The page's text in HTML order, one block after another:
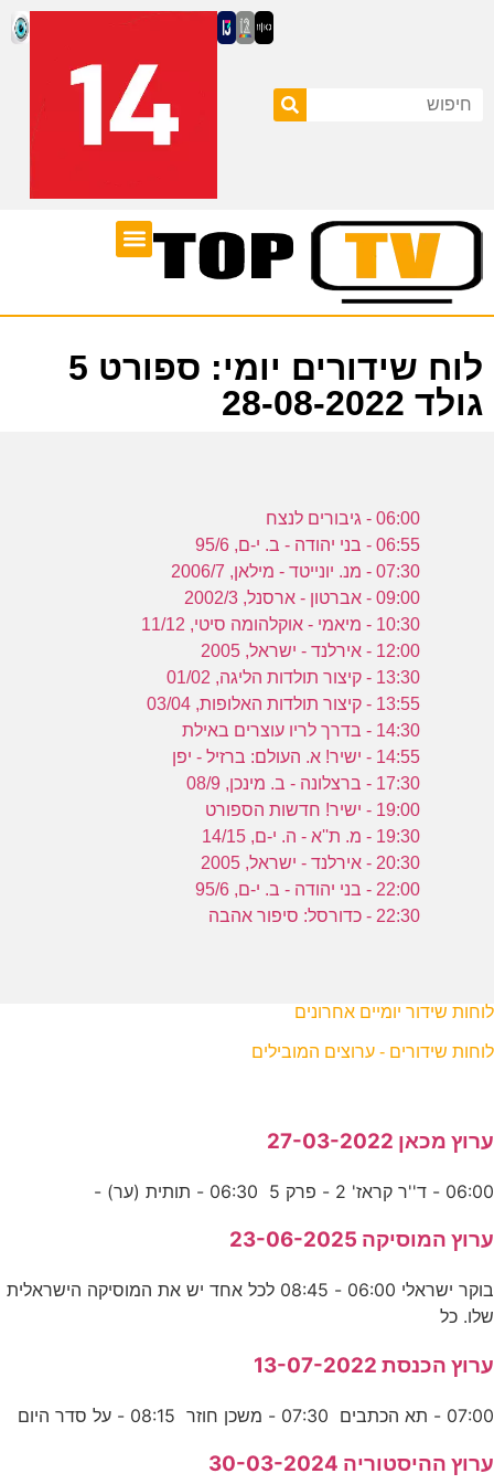
לוח שידורים יומי: ספורט 5
גולד 28-08-2022
06:00 - גיבורים לנצח
06:55 - בני יהודה - ב. י-ם, 95/6
07:30 - מנ. יונייטד - מילאן, 2006/7
09:00 - אברטון - ארסנל, 2002/3
10:30 - מיאמי - אוקלהומה סיטי, 11/12
12:00 - אירלנד - ישראל, 2005
13:30 - קיצור תולדות הליגה, 01/02
13:55 - קיצור תולדות האלופות, 03/04
14:30 - בדרך לריו עוצרים באילת
14:55 - ישיר! א. העולם: ברזיל - יפן
17:30 - ברצלונה - ב. מינכן, 08/9
19:00 - ישיר! חדשות הספורט
19:30 - מ. ת''א - ה. י-ם, 14/15
20:30 - אירלנד - ישראל, 2005
22:00 - בני יהודה - ב. י-ם, 95/6
22:30 - כדורסל: סיפור אהבה
לוחות שידור יומיים אחרונים
לוחות שידורים - ערוצים המובילים
ערוץ מכאן 27-03-2022
06:00 - ד''ר קראז' 2 - פרק 5 06:30 - תותית (ער) -
ערוץ המוסיקה 23-06-2025
בוקר ישראלי 06:00 - 08:45 לכל אחד יש את המוסיקה הישראלית
שלו. כל
ערוץ הכנסת 13-07-2022
07:00 - תא הכתבים 07:30 - משכן חוזר 08:15 - על סדר היום
ערוץ ההיסטוריה 30-03-2024